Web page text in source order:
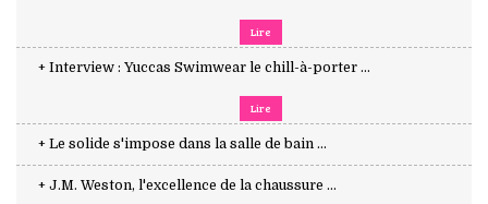
Lire
+ Interview : Yuccas Swimwear le chill-à-porter ...
Lire
+ Le solide s'impose dans la salle de bain ...
+ J.M. Weston, l'excellence de la chaussure ...